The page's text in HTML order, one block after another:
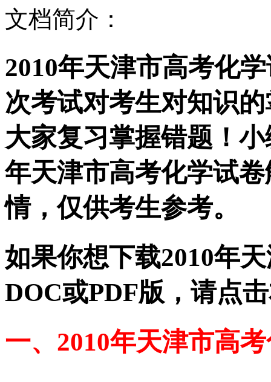
文档简介：
2010年天津市高考化
次考试对考生对知识
大家复习掌握错题！
年天津市高考化学试
情，仅供考生参考。
如果你想下载2010年
DOC或PDF版，请点
一、2010年天津市高